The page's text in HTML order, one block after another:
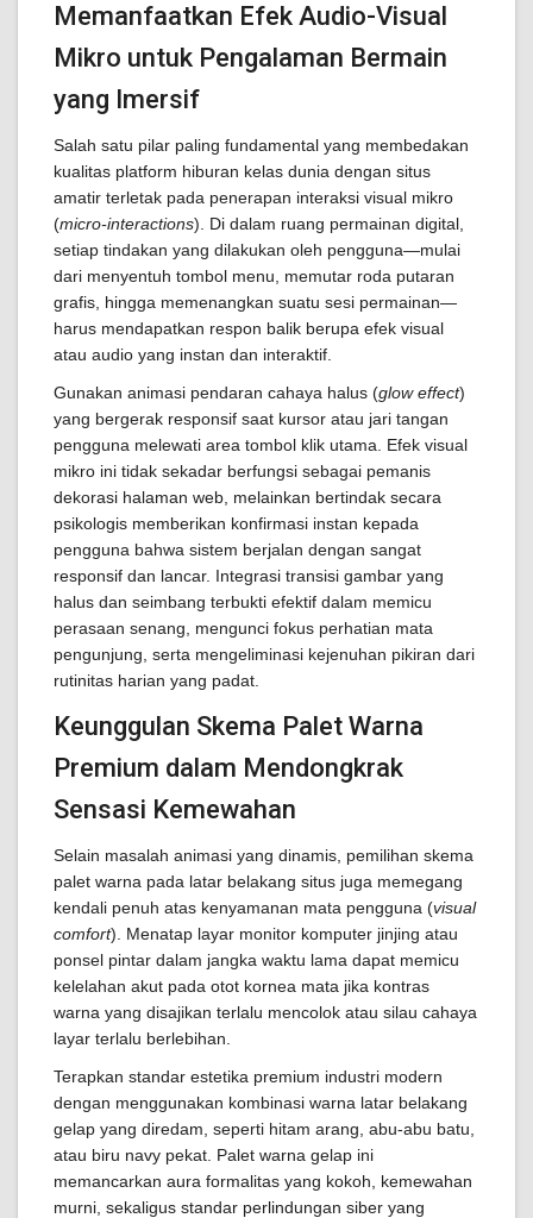
Memanfaatkan Efek Audio-Visual
Mikro untuk Pengalaman Bermain
yang Imersif
Salah satu pilar paling fundamental yang membedakan
kualitas platform hiburan kelas dunia dengan situs
amatir terletak pada penerapan interaksi visual mikro
(micro-interactions). Di dalam ruang permainan digital,
setiap tindakan yang dilakukan oleh pengguna—mulai
dari menyentuh tombol menu, memutar roda putaran
grafis, hingga memenangkan suatu sesi permainan—
harus mendapatkan respon balik berupa efek visual
atau audio yang instan dan interaktif.
Gunakan animasi pendaran cahaya halus (glow effect)
yang bergerak responsif saat kursor atau jari tangan
pengguna melewati area tombol klik utama. Efek visual
mikro ini tidak sekadar berfungsi sebagai pemanis
dekorasi halaman web, melainkan bertindak secara
psikologis memberikan konfirmasi instan kepada
pengguna bahwa sistem berjalan dengan sangat
responsif dan lancar. Integrasi transisi gambar yang
halus dan seimbang terbukti efektif dalam memicu
perasaan senang, mengunci fokus perhatian mata
pengunjung, serta mengeliminasi kejenuhan pikiran dari
rutinitas harian yang padat.
Keunggulan Skema Palet Warna
Premium dalam Mendongkrak
Sensasi Kemewahan
Selain masalah animasi yang dinamis, pemilihan skema
palet warna pada latar belakang situs juga memegang
kendali penuh atas kenyamanan mata pengguna (visual
comfort). Menatap layar monitor komputer jinjing atau
ponsel pintar dalam jangka waktu lama dapat memicu
kelelahan akut pada otot kornea mata jika kontras
warna yang disajikan terlalu mencolok atau silau cahaya
layar terlalu berlebihan.
Terapkan standar estetika premium industri modern
dengan menggunakan kombinasi warna latar belakang
gelap yang diredam, seperti hitam arang, abu-abu batu,
atau biru navy pekat. Palet warna gelap ini
memancarkan aura formalitas yang kokoh, kemewahan
murni, sekaligus standar perlindungan siber yang